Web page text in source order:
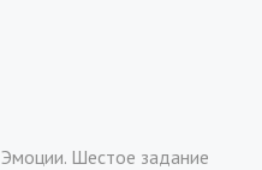
Эмоции. Шестое задание